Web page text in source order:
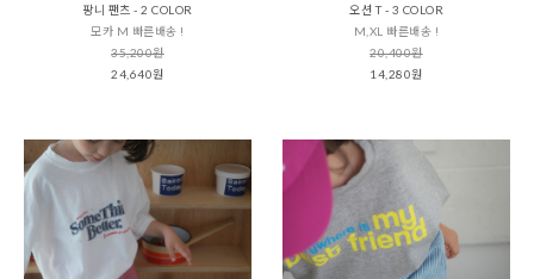
팡니 팬츠 - 2 COLOR
모카 M 빠른배송 !
35,200원
24,640원
오션 T - 3 COLOR
M,XL 빠른배송 !
20,400원
14,280원